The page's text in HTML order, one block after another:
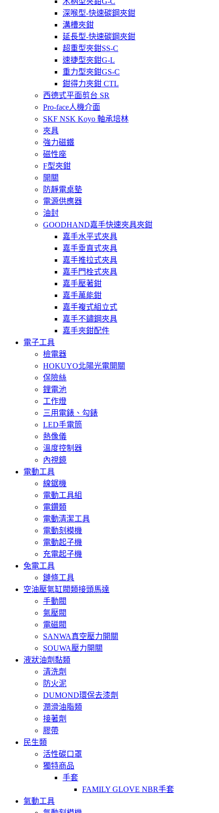
深喉型-快速碳鋼夾鉗
溝槽夾鉗
延長型-快速碳鋼夾鉗
超重型夾鉗SS-C
速捷型夾鉗G-L
重力型夾鉗GS-C
鉗得力夾鉗 CTL
西德式平面剪台 SR
Pro-face人機介面
SKF NSK Koyo 軸承培林
夾具
強力磁鐵
磁性座
F型夾鉗
開關
防靜電桌墊
電源供應器
油封
GOODHAND嘉手快速夾具夾鉗
嘉手水平式夾具
嘉手垂直式夾具
嘉手推拉式夾具
嘉手門栓式夾具
嘉手壓著鉗
嘉手萬能鉗
嘉手複式組立式
嘉手不鏽鋼夾具
嘉手夾鉗配件
電子工具
檢電器
HOKUYO北陽光電開關
保險絲
鋰電池
工作燈
三用電錶、勾錶
LED手電筒
熱像儀
溫度控制器
內視鏡
電動工具
線鋸機
電動工具組
電鑽類
電動清潔工具
電動刻模機
電動起子機
充電起子機
免電工具
鏈條工具
空油壓氣缸閥類接頭馬達
手動閥
氣壓閥
電磁閥
SANWA真空壓力開關
SOUWA壓力開關
液狀油劑黏類
清洗劑
防火泥
DUMOND環保去漆劑
潤滑油脂類
接著劑
膠帶
民生類
活性碳口罩
獨特商品
手套
FAMILY GLOVE NBR手套
氣動工具